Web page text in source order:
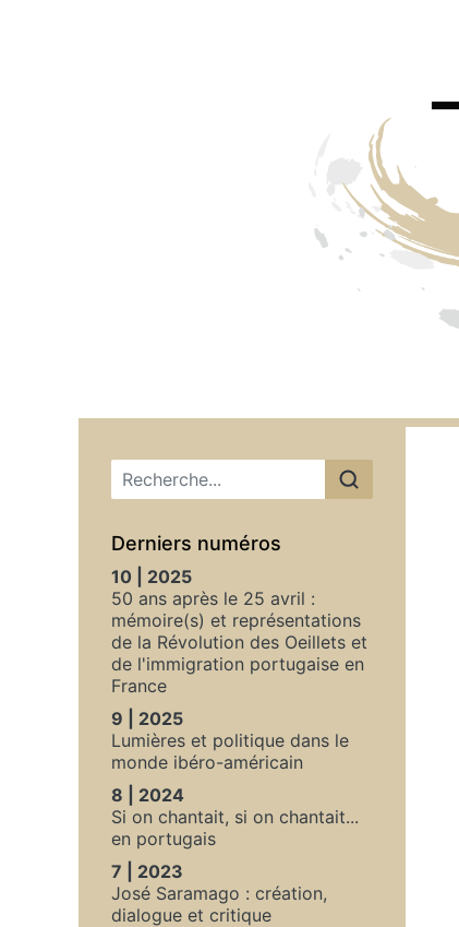
Menu principal
Derniers numéros
10 | 2025
50 ans après le 25 avril :
mémoire(s) et représentations
de la Révolution des Oeillets et
de l'immigration portugaise en
France
9 | 2025
Lumières et politique dans le
monde ibéro-américain
8 | 2024
Si on chantait, si on chantait...
en portugais
7 | 2023
José Saramago : création,
dialogue et critique